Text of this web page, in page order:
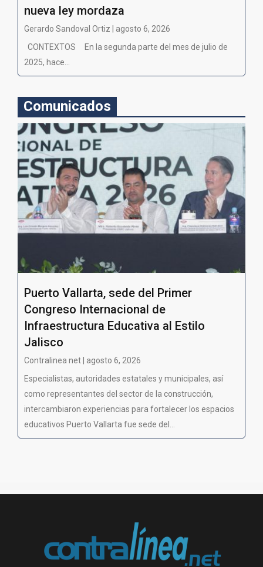
nueva ley mordaza
Gerardo Sandoval Ortiz | agosto 6, 2026
CONTEXTOS En la segunda parte del mes de julio de
2025, hace...
Comunicados
Puerto Vallarta, sede del Primer
Congreso Internacional de
Infraestructura Educativa al Estilo
Jalisco
Contralinea net | agosto 6, 2026
Especialistas, autoridades estatales y municipales, así
como representantes del sector de la construcción,
intercambiaron experiencias para fortalecer los espacios
educativos Puerto Vallarta fue sede del...